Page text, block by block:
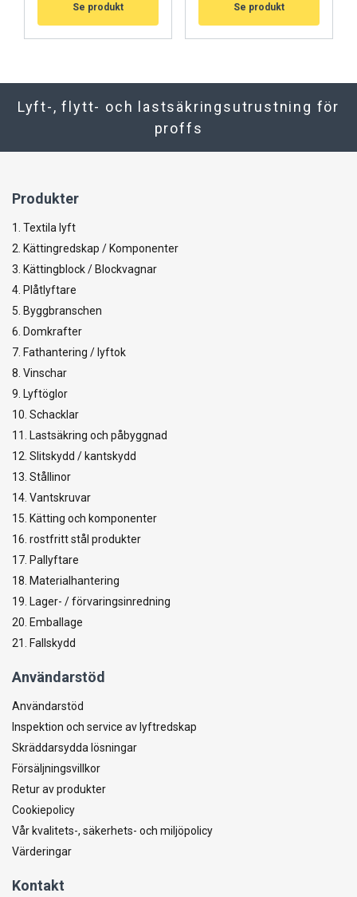
Se produkt Se produkt
Lyft-, flytt- och lastsäkringsutrustning för
proffs
Produkter
1. Textila lyft
2. Kättingredskap / Komponenter
3. Kättingblock / Blockvagnar
4. Plåtlyftare
5. Byggbranschen
6. Domkrafter
7. Fathantering / lyftok
8. Vinschar
9. Lyftöglor
10. Schacklar
11. Lastsäkring och påbyggnad
12. Slitskydd / kantskydd
13. Stållinor
14. Vantskruvar
15. Kätting och komponenter
16. rostfritt stål produkter
17. Pallyftare
18. Materialhantering
19. Lager- / förvaringsinredning
20. Emballage
21. Fallskydd
Användarstöd
Användarstöd
Inspektion och service av lyftredskap
Skräddarsydda lösningar
Försäljningsvillkor
Retur av produkter
Cookiepolicy
Vår kvalitets-, säkerhets- och miljöpolicy
Värderingar
Kontakt